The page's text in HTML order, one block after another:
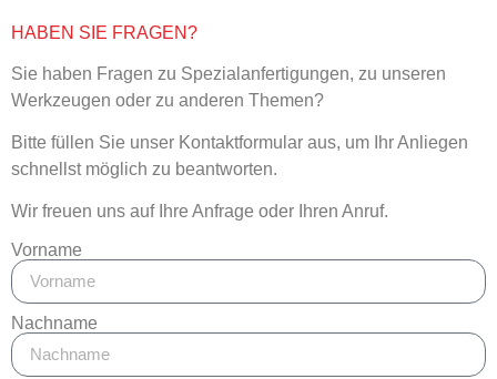
HABEN SIE FRAGEN?
Sie haben Fragen zu Spezialanfertigungen, zu unseren
Werkzeugen oder zu anderen Themen?
Bitte füllen Sie unser Kontaktformular aus, um Ihr Anliegen
schnellst möglich zu beantworten.
Wir freuen uns auf Ihre Anfrage oder Ihren Anruf.
Vorname
Nachname